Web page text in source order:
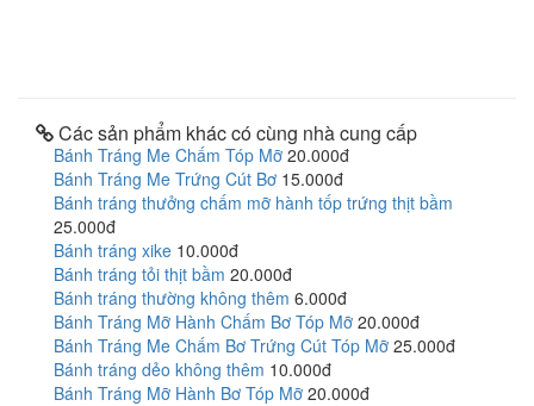
Các sản phẩm khác có cùng nhà cung cấp
Bánh Tráng Me Chấm Tóp Mỡ 20.000đ
Bánh Tráng Me Trứng Cút Bơ 15.000đ
Bánh tráng thưởng chấm mỡ hành tốp trứng thịt bầm
25.000đ
Bánh tráng xike 10.000đ
Bánh tráng tỏi thịt bầm 20.000đ
Bánh tráng thường không thêm 6.000đ
Bánh Tráng Mỡ Hành Chấm Bơ Tóp Mỡ 20.000đ
Bánh Tráng Me Chấm Bơ Trứng Cút Tóp Mỡ 25.000đ
Bánh tráng dẻo không thêm 10.000đ
Bánh Tráng Mỡ Hành Bơ Tóp Mỡ 20.000đ